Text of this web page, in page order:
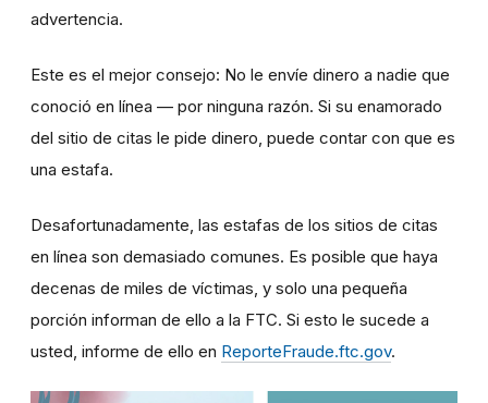
advertencia.
Este es el mejor consejo: No le envíe dinero a nadie que
conoció en línea — por ninguna razón. Si su enamorado
del sitio de citas le pide dinero, puede contar con que es
una estafa.
Desafortunadamente, las estafas de los sitios de citas
en línea son demasiado comunes. Es posible que haya
decenas de miles de víctimas, y solo una pequeña
porción informan de ello a la FTC. Si esto le sucede a
usted, informe de ello en ReporteFraude.ftc.gov.